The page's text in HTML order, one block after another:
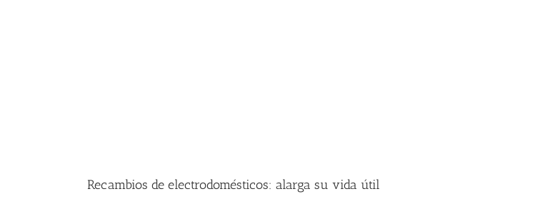
Recambios de electrodomésticos: alarga su vida útil